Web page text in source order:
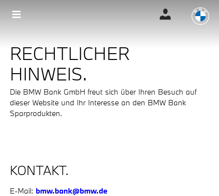
RECHTLICHER
HINWEIS.
Die BMW Bank GmbH freut sich über Ihren Besuch auf
dieser Website und Ihr Interesse an den BMW Bank
Sparprodukten.
KONTAKT.
E-Mail: bmw.bank@bmw.de